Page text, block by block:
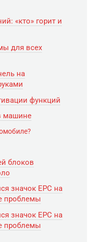
«кто» горит и
для всех
на
функций
машине
блоков
значок ЕРС на
проблемы
значок ЕРС на
проблемы